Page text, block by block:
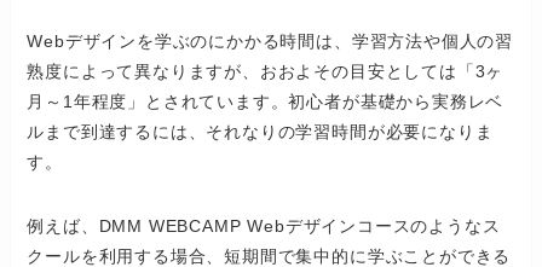
Webデザインを学ぶのにかかる時間は、学習方法や個人の習
熟度によって異なりますが、おおよその目安としては「3ヶ
月～1年程度」とされています。初心者が基礎から実務レベ
ルまで到達するには、それなりの学習時間が必要になりま
す。
例えば、DMM WEBCAMP Webデザインコースのようなス
クールを利用する場合、短期間で集中的に学ぶことができる